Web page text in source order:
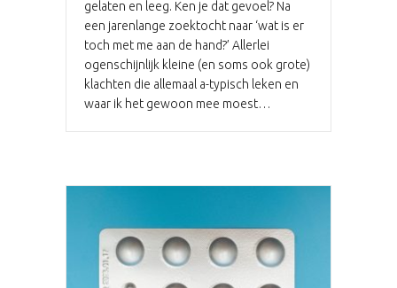
gelaten en leeg. Ken je dat gevoel? Na
een jarenlange zoektocht naar ‘wat is er
toch met me aan de hand?’ Allerlei
ogenschijnlijk kleine (en soms ook grote)
klachten die allemaal a-typisch leken en
waar ik het gewoon mee moest…